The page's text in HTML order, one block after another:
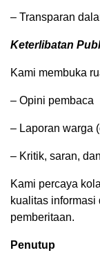
– Transparan
Keterlibatan
Kami membuka
– Opini pembaca
– Laporan warga
– Kritik, saran,
Kami percaya
kualitas
pemberitaan.
Penutup